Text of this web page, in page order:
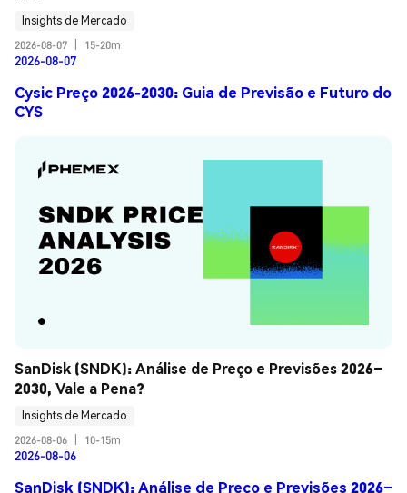
Insights de Mercado
2026-08-07
15-20m
2026-08-07
Cysic Preço 2026-2030: Guia de Previsão e Futuro do
CYS
SanDisk (SNDK): Análise de Preço e Previsões 2026–
2030, Vale a Pena?
Insights de Mercado
2026-08-06
10-15m
2026-08-06
SanDisk (SNDK): Análise de Preço e Previsões 2026–